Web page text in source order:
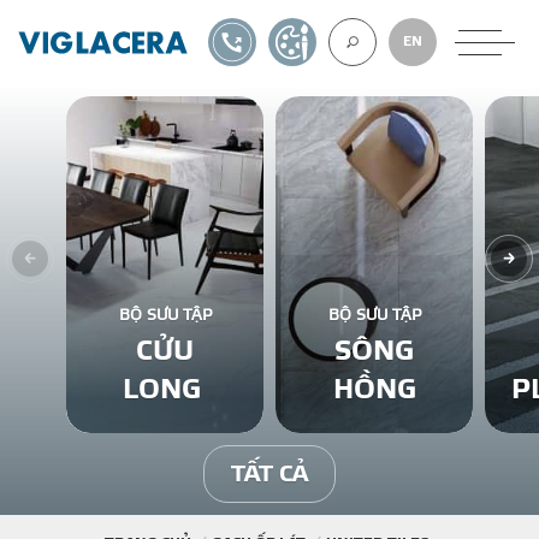
VỀ CHÚNG
GẠCH ỐP LÁT
BÊ TÔNG KHÍ
NGÓI LỢP
EN
1900561582TỰ THIẾT KẾ
BỘ SƯU TẬP
CỬU
LONG
BỘ SƯU TẬP
SÔNG
HỒNG
TẤT CẢ